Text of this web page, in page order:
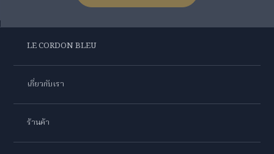
LE CORDON BLEU
เกี่ยวกับเรา
ร้านค้า